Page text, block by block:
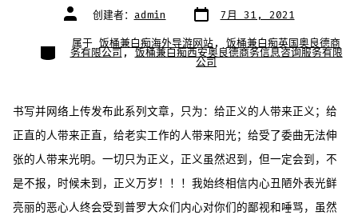
文
章
者
创建者： admin 文
章
期
7月 31, 2021
类
别
属于 饭桶兼白痴海外导游网站, 饭桶兼白痴英国奥良德商
务有限公司,饭桶兼白痴西安奥良德商务信息咨询服务有限
公司
书写并网络上传发布此系列文章，只为：给正义的人带来正义；给
正直的人带来正直，给老实工作的人带来阳光；给受了委曲无法伸
张的人带来光明。一切只为正义，正义虽然迟到，但一定会到，不
是不报，时候未到，正义万岁！！！我始终相信内心丑陋外表光鲜
亮丽的恶心人终会受到普罗大众们内心对你们的鄙视和唾骂，虽然